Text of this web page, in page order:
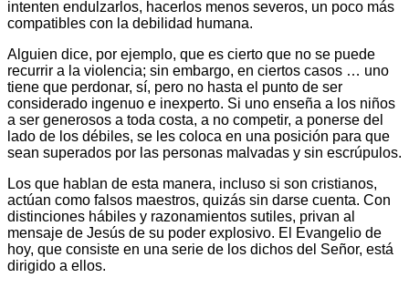
intenten endulzarlos, hacerlos menos severos, un poco más
compatibles con la debilidad humana.
Alguien dice, por ejemplo, que es cierto que no se puede
recurrir a la violencia; sin embargo, en ciertos casos … uno
tiene que perdonar, sí, pero no hasta el punto de ser
considerado ingenuo e inexperto. Si uno enseña a los niños
a ser generosos a toda costa, a no competir, a ponerse del
lado de los débiles, se les coloca en una posición para que
sean superados por las personas malvadas y sin escrúpulos.
Los que hablan de esta manera, incluso si son cristianos,
actúan como falsos maestros, quizás sin darse cuenta. Con
distinciones hábiles y razonamientos sutiles, privan al
mensaje de Jesús de su poder explosivo. El Evangelio de
hoy, que consiste en una serie de los dichos del Señor, está
dirigido a ellos.